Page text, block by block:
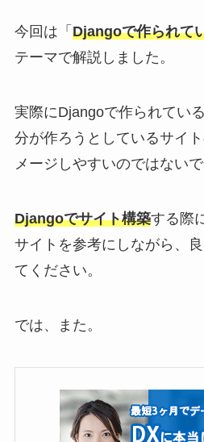
今回は「 Djangoで作られて
テーマで解説しました。
実際にDjangoで作られてい
分が作ろうとしているサイ
メージしやすいのではないで
Djangoでサイト構築する際
サイトを参考にしながら、
てください。
では、また。